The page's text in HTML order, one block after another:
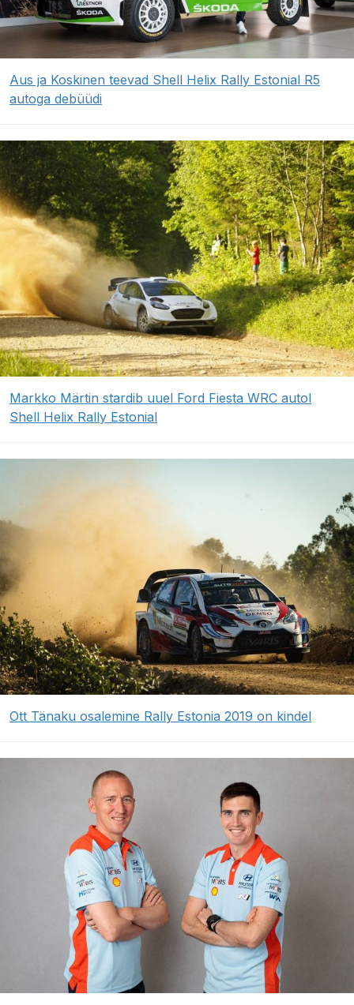
Aus ja Koskinen teevad Shell Helix Rally Estonial R5
autoga debüüdi
Markko Märtin stardib uuel Ford Fiesta WRC autol
Shell Helix Rally Estonial
Ott Tänaku osalemine Rally Estonia 2019 on kindel